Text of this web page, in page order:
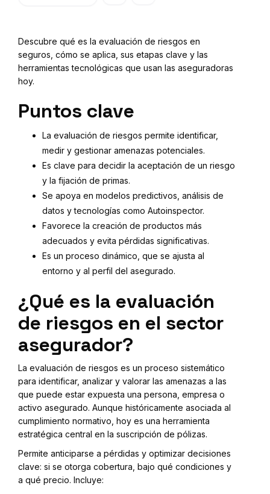
Descubre qué es la evaluación de riesgos en
seguros, cómo se aplica, sus etapas clave y las
herramientas tecnológicas que usan las aseguradoras
hoy.
Puntos clave
La evaluación de riesgos permite identificar,
medir y gestionar amenazas potenciales.
Es clave para decidir la aceptación de un riesgo
y la fijación de primas.
Se apoya en modelos predictivos, análisis de
datos y tecnologías como Autoinspector.
Favorece la creación de productos más
adecuados y evita pérdidas significativas.
Es un proceso dinámico, que se ajusta al
entorno y al perfil del asegurado.
¿Qué es la evaluación
de riesgos en el sector
asegurador?
La evaluación de riesgos es un proceso sistemático
para identificar, analizar y valorar las amenazas a las
que puede estar expuesta una persona, empresa o
activo asegurado. Aunque históricamente asociada al
cumplimiento normativo, hoy es una herramienta
estratégica central en la suscripción de pólizas.
Permite anticiparse a pérdidas y optimizar decisiones
clave: si se otorga cobertura, bajo qué condiciones y
a qué precio. Incluye: